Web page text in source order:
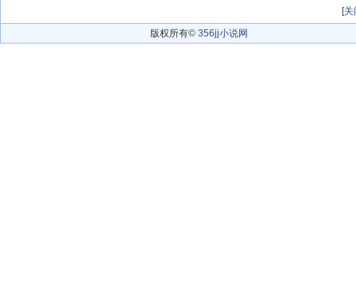
[关
版权所有© 356jj小说网